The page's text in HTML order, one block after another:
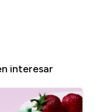
interesar